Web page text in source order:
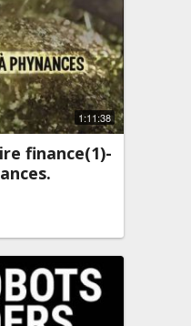
1:11:38
finance(1)-